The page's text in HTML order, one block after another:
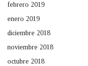
febrero 2019
enero 2019
diciembre 2018
noviembre 2018
octubre 2018